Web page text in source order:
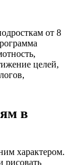
от 8
целей,
в
характером.
рисовать